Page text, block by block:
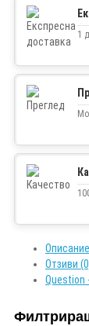
1
Описание
Отзиви
Question